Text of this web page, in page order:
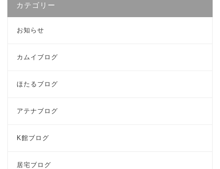
カテゴリー
お知らせ
カムイブログ
ほたるブログ
アテナブログ
K館ブログ
居宅ブログ